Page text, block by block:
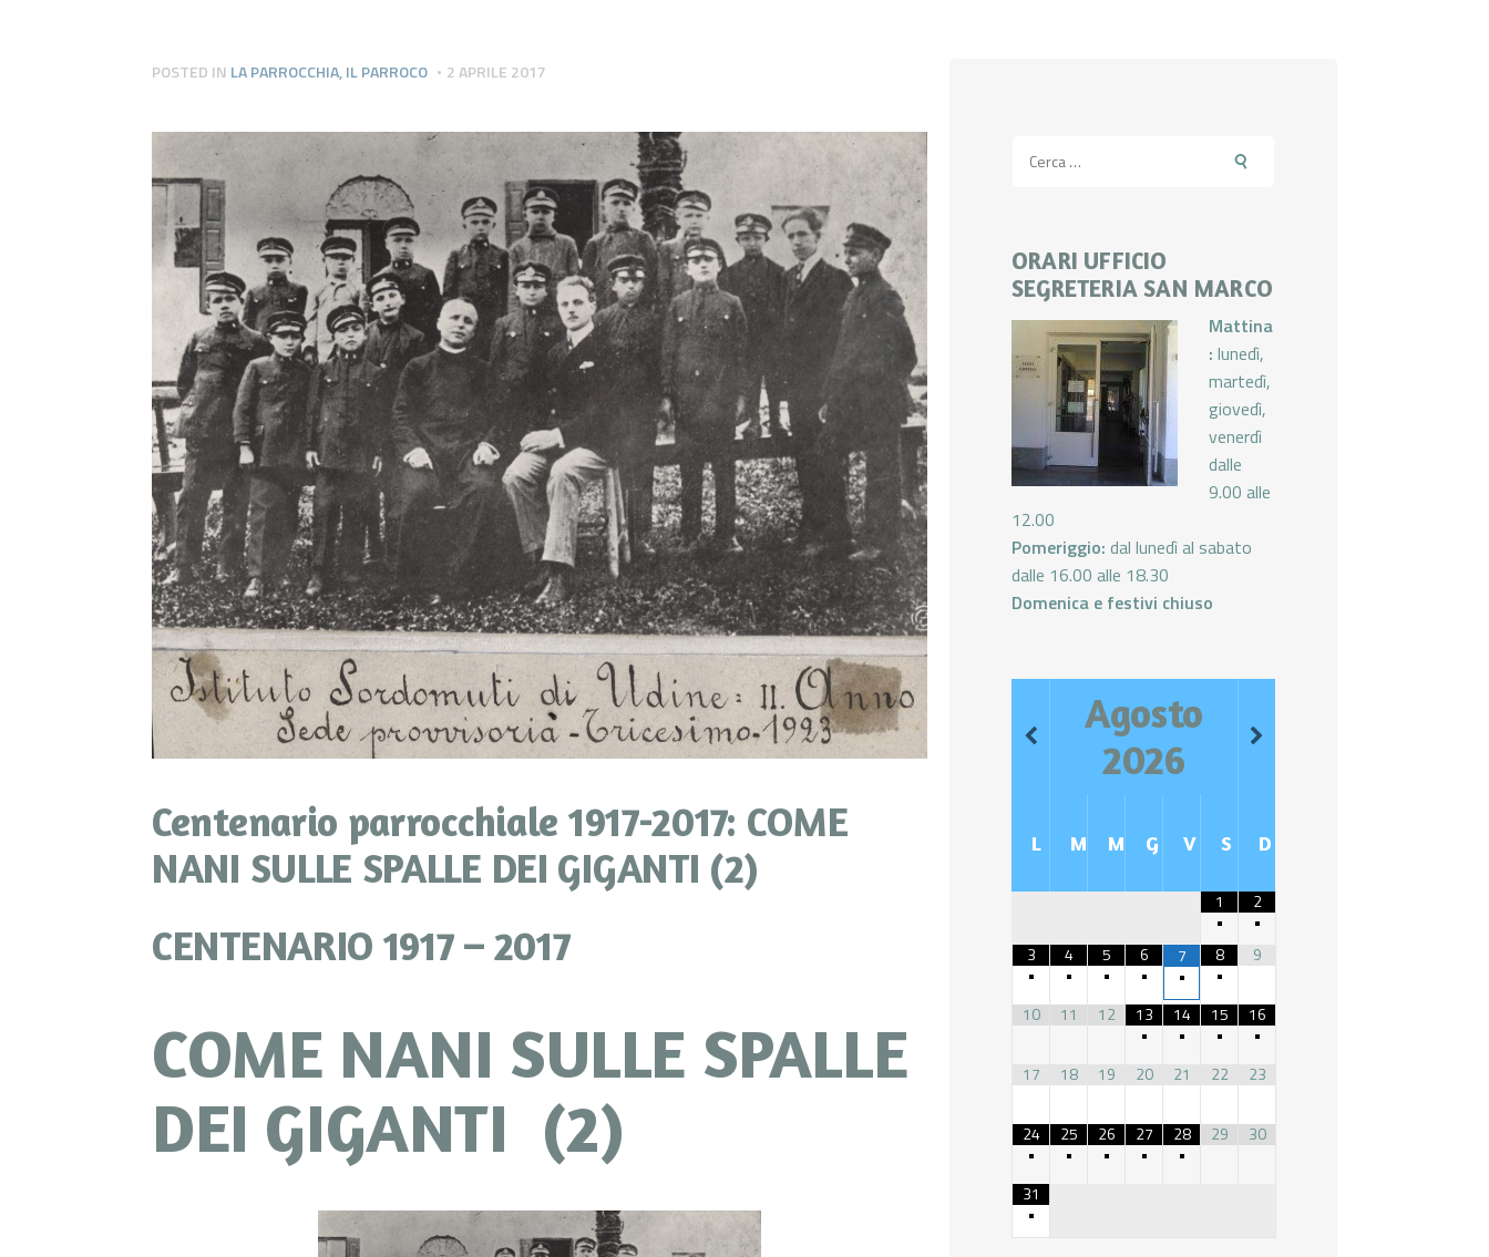
POSTED IN LA PARROCCHIA,IL PARROCO 2 APRILE 2017
Centenario parrocchiale 1917-2017: COME
NANI SULLE SPALLE DEI GIGANTI (2)
CENTENARIO 1917 – 2017
COME NANI SULLE SPALLE
DEI GIGANTI (2)
per:
ORARI UFFICIO
SEGRETERIA SAN MARCO
Mattina
: lunedì,
martedì,
giovedì,
venerdì
dalle
9.00 alle
12.00
Pomeriggio: dal lunedì al sabato
dalle 16.00 alle 18.30
Domenica e festivi chiuso
Agosto
2026
L M M G V S D
1
•
2
•
3
•
4
•
5
•
6
•
7
•
8
•
9
10 11 12
13
•
14
•
15
•
16
•
17
18 19 20 21 22 23
24
•
25
•
26
•
27
•
28
•
29 30
31
•